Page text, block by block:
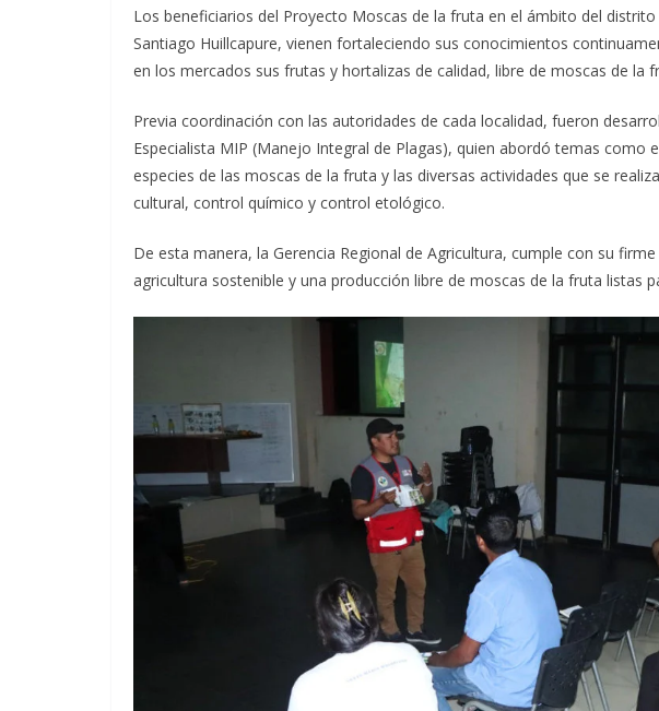
Los beneficiarios del Proyecto Moscas de la fruta en el ámbito del
Santiago Huillcapure, vienen fortaleciendo sus conocimientos
en los mercados sus frutas y hortalizas de calidad, libre de moscas de la
Previa coordinación con las autoridades de cada localidad, fueron
Especialista MIP (Manejo Integral de Plagas), quien abordó temas como
especies de las moscas de la fruta y las diversas actividades que se
cultural, control químico y control etológico.
De esta manera, la Gerencia Regional de Agricultura, cumple con su
agricultura sostenible y una producción libre de moscas de la fruta listas